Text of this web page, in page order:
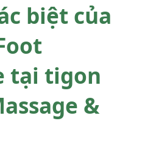
biệt của
tại tigon
&